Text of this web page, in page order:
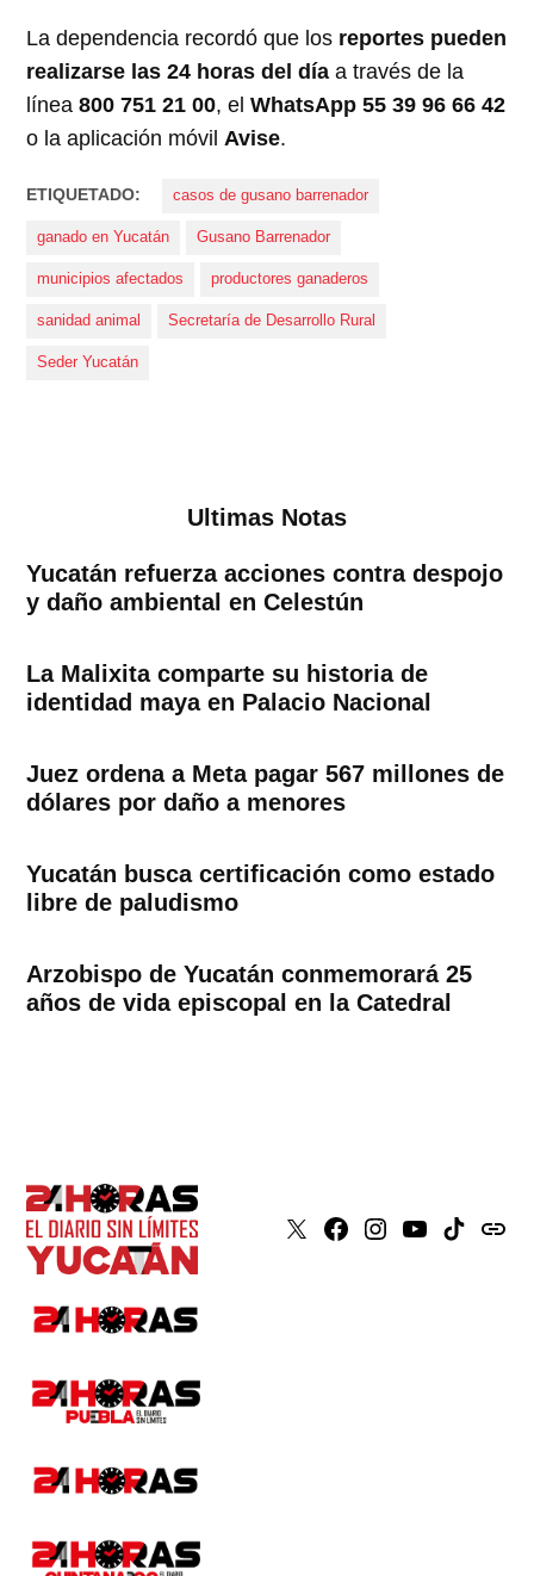
La dependencia recordó que los reportes pueden
realizarse las 24 horas del día a través de la
línea800 751 21 00, elWhatsApp 55 39 96 66 42
o la aplicación móvilAvise.
ETIQUETADO: casos de gusano barrenador
ganado en Yucatán Gusano Barrenador
municipios afectados productores ganaderos
sanidad animal Secretaría de Desarrollo Rural
Seder Yucatán
Ultimas Notas
Yucatán refuerza acciones contra despojo
y daño ambiental en Celestún
La Malixita comparte su historia de
identidad maya en Palacio Nacional
Juez ordena a Meta pagar 567 millones de
dólares por daño a menores
Yucatán busca certificación como estado
libre de paludismo
Arzobispo de Yucatán conmemorará 25
años de vida episcopal en la Catedral
X Faceboook
Instagram
YoutubeTiktokissuu